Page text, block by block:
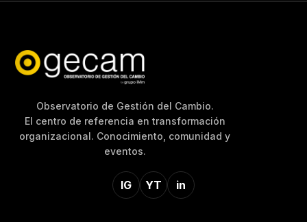
Observatorio de Gestión del Cambio.
El centro de referencia en transformación
organizacional. Conocimiento, comunidad y
eventos.
IG YT in